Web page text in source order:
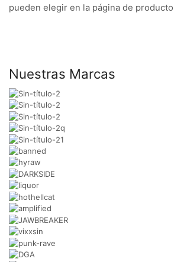
pueden elegir en la página de producto
Nuestras Marcas